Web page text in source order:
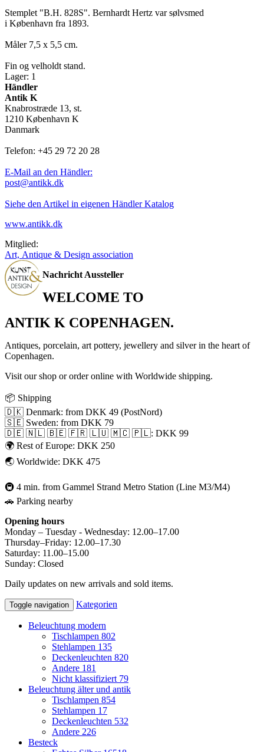
Stemplet "B.H. 828S". Bernhardt Hertz var sølvsmed
i København fra 1893.
Måler 7,5 x 5,5 cm.
Fin og velholdt stand.
Lager: 1
Händler
Antik K
Knabrostræde 13, st.
1210 København K
Danmark
Telefon: +45 29 72 20 28
E-Mail an den Händler:
post@antikk.dk
Siehe den Artikel in eigenen Händler Katalog
www.antikk.dk
Mitglied:
Art, Antique & Design association
Nachricht Aussteller
WELCOME TO
ANTIK K COPENHAGEN.
Antiques, porcelain, art pottery, jewellery and silver in the heart of
Copenhagen.
Visit our shop or order online with Worldwide shipping.
📦 Shipping
🇩🇰 Denmark: from DKK 49 (PostNord)
🇸🇪 Sweden: from DKK 79
🇩🇪 🇳🇱 🇧🇪 🇫🇷 🇱🇺 🇲🇨 🇵🇱: DKK 99
🌍 Rest of Europe: DKK 250
🌏 Worldwide: DKK 475
🚇 4 min. from Gammel Strand Metro Station (Line M3/M4)
🚗 Parking nearby
Opening hours
Monday – Tuesday - Wednesday: 12.00–17.00
Thursday–Friday: 12.00–17.30
Saturday: 11.00–15.00
Sunday: Closed
Daily updates on new arrivals and sold items.
Toggle navigation Kategorien
Beleuchtung modern
Tischlampen 802
Stehlampen 135
Deckenleuchten 820
Andere 181
Nicht klassifiziert 79
Beleuchtung älter und antik
Tischlampen 854
Stehlampen 17
Deckenleuchten 532
Andere 226
Besteck